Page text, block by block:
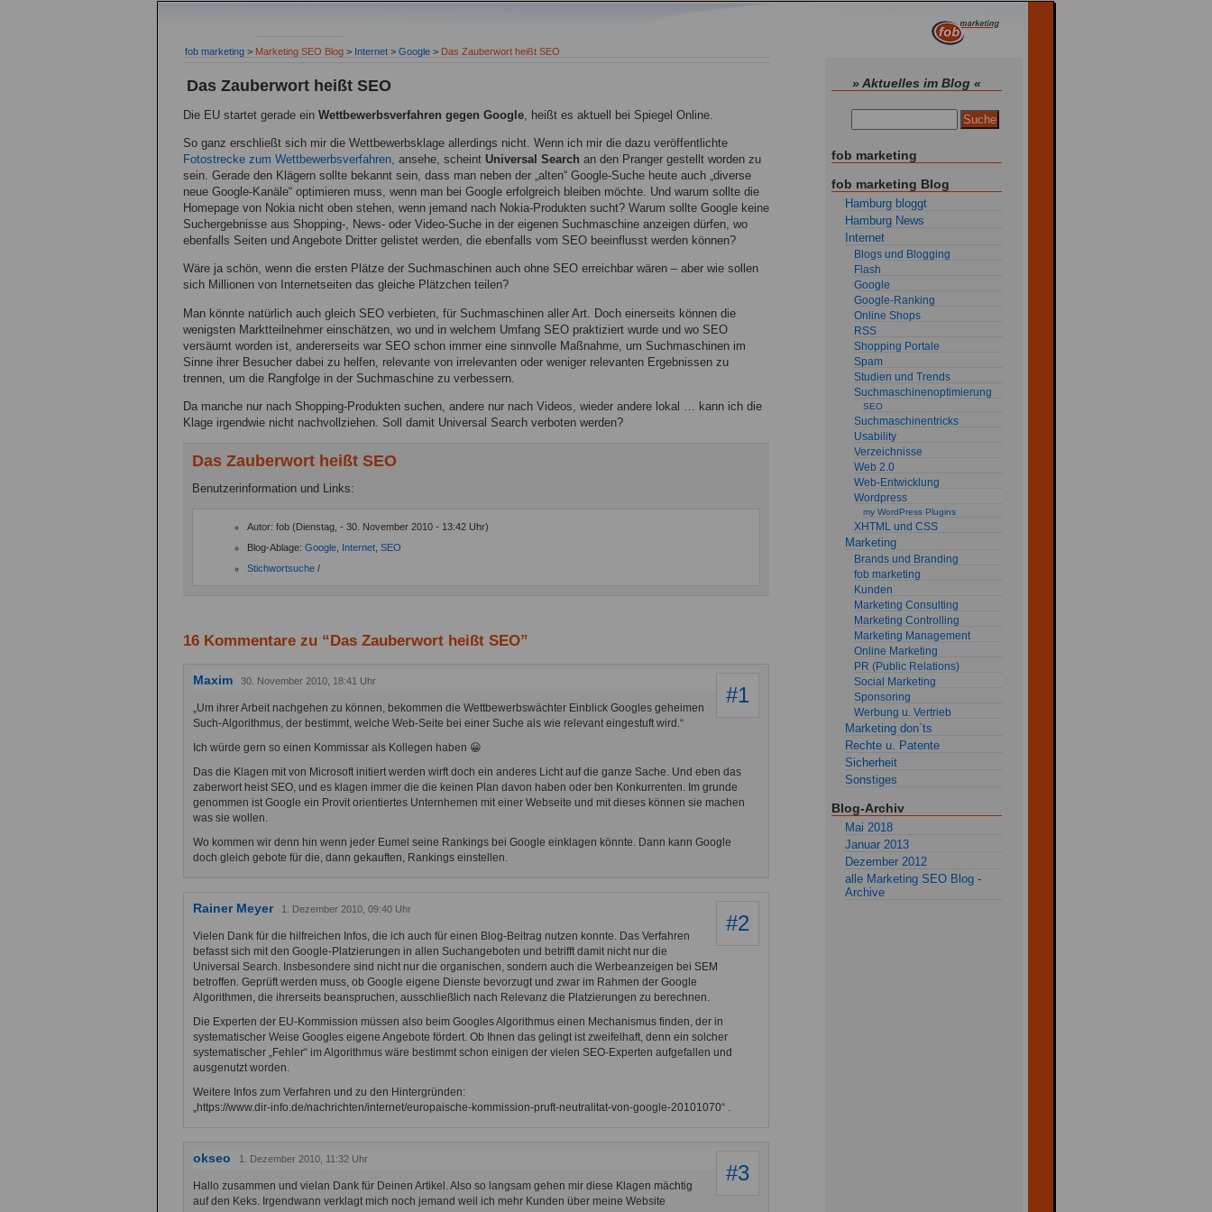
fob marketing > Marketing SEO Blog > Internet > Google > Das Zauberwort heißt SEO
Das Zauberwort heißt SEO
Die EU startet gerade ein Wettbewerbsverfahren gegen Google, heißt es aktuell bei Spiegel Online.
So ganz erschließt sich mir die Wettbewerbsklage allerdings nicht. Wenn ich mir die dazu veröffentlichte
Fotostrecke zum Wettbewerbsverfahren, ansehe, scheint Universal Search an den Pranger gestellt worden zu
sein. Gerade den Klägern sollte bekannt sein, dass man neben der „alten“ Google-Suche heute auch „diverse
neue Google-Kanäle“ optimieren muss, wenn man bei Google erfolgreich bleiben möchte. Und warum sollte die
Homepage von Nokia nicht oben stehen, wenn jemand nach Nokia-Produkten sucht? Warum sollte Google keine
Suchergebnisse aus Shopping-, News- oder Video-Suche in der eigenen Suchmaschine anzeigen dürfen, wo
ebenfalls Seiten und Angebote Dritter gelistet werden, die ebenfalls vom SEO beeinflusst werden können?
Wäre ja schön, wenn die ersten Plätze der Suchmaschinen auch ohne SEO erreichbar wären – aber wie sollen
sich Millionen von Internetseiten das gleiche Plätzchen teilen?
Man könnte natürlich auch gleich SEO verbieten, für Suchmaschinen aller Art. Doch einerseits können die
wenigsten Marktteilnehmer einschätzen, wo und in welchem Umfang SEO praktiziert wurde und wo SEO
versäumt worden ist, andererseits war SEO schon immer eine sinnvolle Maßnahme, um Suchmaschinen im
Sinne ihrer Besucher dabei zu helfen, relevante von irrelevanten oder weniger relevanten Ergebnissen zu
trennen, um die Rangfolge in der Suchmaschine zu verbessern.
Da manche nur nach Shopping-Produkten suchen, andere nur nach Videos, wieder andere lokal … kann ich die
Klage irgendwie nicht nachvollziehen. Soll damit Universal Search verboten werden?
Das Zauberwort heißt SEO
Benutzerinformation und Links:
Autor: fob (Dienstag, - 30. November 2010 - 13:42 Uhr)
Blog-Ablage: Google Internet SEO
Stichwortsuche /
16 Kommentare zu “Das Zauberwort heißt SEO”
#1
Maxim 30. November 2010, 18:41 Uhr
„Um ihrer Arbeit nachgehen zu können, bekommen die Wettbewerbswächter Einblick Googles geheimen
Such-Algorithmus, der bestimmt, welche Web-Seite bei einer Suche als wie relevant eingestuft wird.“
Ich würde gern so einen Kommissar als Kollegen haben 😀
Das die Klagen mit von Microsoft initiert werden wirft doch ein anderes Licht auf die ganze Sache. Und eben das
zaberwort heist SEO, und es klagen immer die die keinen Plan davon haben oder ben Konkurrenten. Im grunde
genommen ist Google ein Provit orientiertes Unternhemen mit einer Webseite und mit dieses können sie machen
was sie wollen.
Wo kommen wir denn hin wenn jeder Eumel seine Rankings bei Google einklagen könnte. Dann kann Google
doch gleich gebote für die, dann gekauften, Rankings einstellen.
#2
Rainer Meyer 1. Dezember 2010, 09:40 Uhr
Vielen Dank für die hilfreichen Infos, die ich auch für einen Blog-Beitrag nutzen konnte. Das Verfahren
befasst sich mit den Google-Platzierungen in allen Suchangeboten und betrifft damit nicht nur die
Universal Search. Insbesondere sind nicht nur die organischen, sondern auch die Werbeanzeigen bei SEM
betroffen. Geprüft werden muss, ob Google eigene Dienste bevorzugt und zwar im Rahmen der Google
Algorithmen, die ihrerseits beanspruchen, ausschließlich nach Relevanz die Platzierungen zu berechnen.
Die Experten der EU-Kommission müssen also beim Googles Algorithmus einen Mechanismus finden, der in
systematischer Weise Googles eigene Angebote fördert. Ob Ihnen das gelingt ist zweifelhaft, denn ein solcher
systematischer „Fehler“ im Algorithmus wäre bestimmt schon einigen der vielen SEO-Experten aufgefallen und
ausgenutzt worden.
Weitere Infos zum Verfahren und zu den Hintergründen:
„https://www.dir-info.de/nachrichten/internet/europaische-kommission-pruft-neutralitat-von-google-20101070“ .
#3
okseo 1. Dezember 2010, 11:32 Uhr
Hallo zusammen und vielan Dank für Deinen Artikel. Also so langsam gehen mir diese Klagen mächtig
auf den Keks. Irgendwann verklagt mich noch jemand weil ich mehr Kunden über meine Website
» Aktuelles im Blog «
fob marketing
fob marketing Blog
Hamburg bloggt
Hamburg News
Internet
Blogs und Blogging
Flash
Google
Google-Ranking
Online Shops
RSS
Shopping Portale
Spam
Studien und Trends
Suchmaschinenoptimierung
SEO
Suchmaschinentricks
Usability
Verzeichnisse
Web 2.0
Web-Entwicklung
Wordpress
my WordPress Plugins
XHTML und CSS
Marketing
Brands und Branding
fob marketing
Kunden
Marketing Consulting
Marketing Controlling
Marketing Management
Online Marketing
PR (Public Relations)
Social Marketing
Sponsoring
Werbung u. Vertrieb
Marketing don`ts
Rechte u. Patente
Sicherheit
Sonstiges
Blog-Archiv
Mai 2018
Januar 2013
Dezember 2012
alle Marketing SEO Blog -
Archive